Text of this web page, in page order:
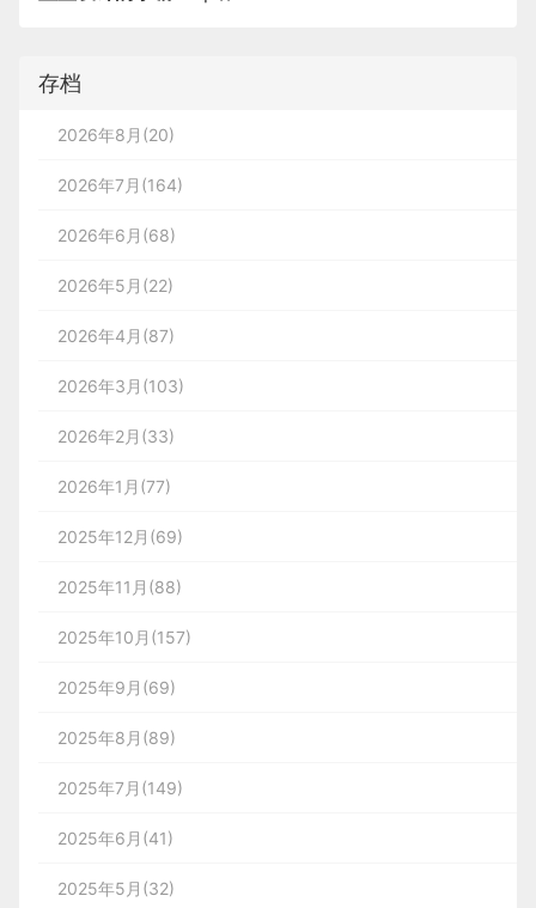
存档
2026年8月(20)
2026年7月(164)
2026年6月(68)
2026年5月(22)
2026年4月(87)
2026年3月(103)
2026年2月(33)
2026年1月(77)
2025年12月(69)
2025年11月(88)
2025年10月(157)
2025年9月(69)
2025年8月(89)
2025年7月(149)
2025年6月(41)
2025年5月(32)